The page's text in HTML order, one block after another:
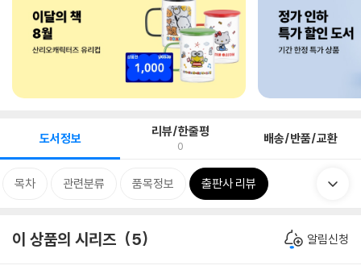
도서정보 리뷰/한줄평
0 배송/반품/교환
목차 관련분류 품목정보 출판사 리뷰
이 상품의 시리즈 5 알림신청